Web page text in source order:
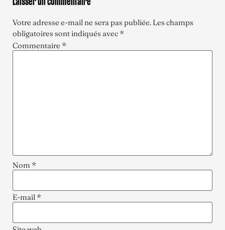
Votre adresse e-mail ne sera pas publiée. Les champs
obligatoires sont indiqués avec *
Commentaire *
Nom *
E-mail *